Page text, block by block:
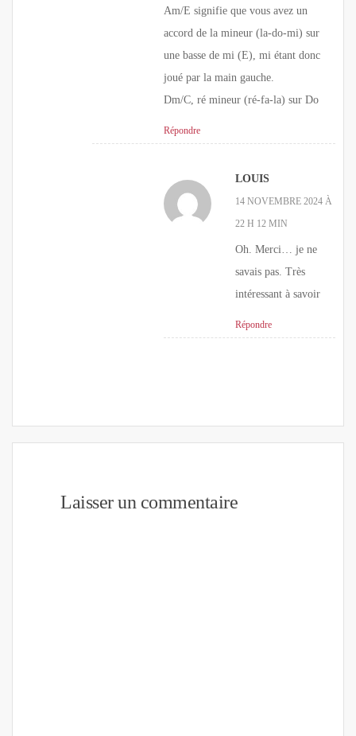
Am/E signifie que vous avez un
accord de la mineur (la-do-mi) sur
une basse de mi (E), mi étant donc
joué par la main gauche.
Dm/C, ré mineur (ré-fa-la) sur Do
Répondre
LOUIS
14 NOVEMBRE 2024 À
22 H 12 MIN
Oh. Merci… je ne
savais pas. Très
intéressant à savoir
Répondre
Laisser un commentaire